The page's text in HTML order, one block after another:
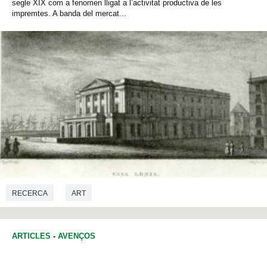
segle XIX com a fenomen lligat a l’activitat productiva de les
impremtes. A banda del mercat...
RECERCA ART
ARTICLES - AVENÇOS